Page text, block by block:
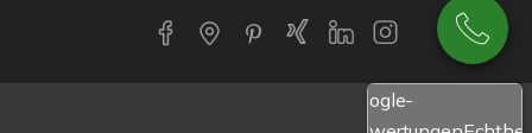
Google-